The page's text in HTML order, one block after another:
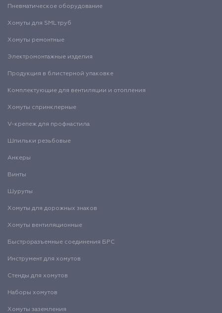
Пневматическое оборудование
Хомуты для SML труб
Хомуты ремонтные
Электромонтажные изделия
Продукция в блистерной упаковке
Комплектующие для вентиляции и отопления
Хомуты спринклерные
V-крепеж для профнастила
Шпильки резьбовые
Анкеры
Винты
Шурупы
Хомуты для дорожных знаков
Хомуты вентиляционные
Быстроразъемные соединения БРС
Инструмент для хомутов
Стенды для хомутов
Наборы хомутов
Хомуты заземления